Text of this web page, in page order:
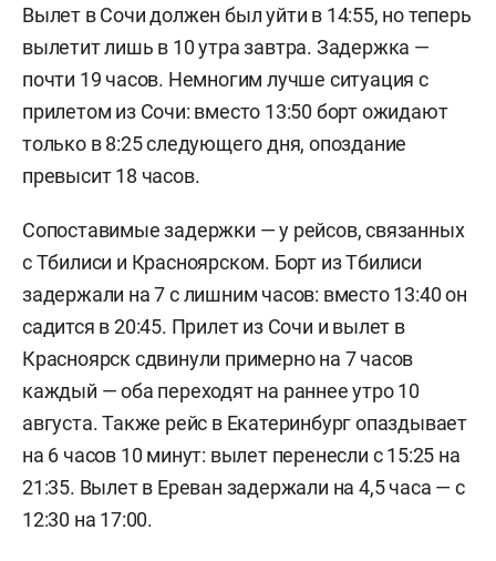
Вылет в Сочи должен был уйти в 14:55, но теперь
вылетит лишь в 10 утра завтра. Задержка —
почти 19 часов. Немногим лучше ситуация с
прилетом из Сочи: вместо 13:50 борт ожидают
только в 8:25 следующего дня, опоздание
превысит 18 часов.
Сопоставимые задержки — у рейсов, связанных
с Тбилиси и Красноярском. Борт из Тбилиси
задержали на 7 с лишним часов: вместо 13:40 он
садится в 20:45. Прилет из Сочи и вылет в
Красноярск сдвинули примерно на 7 часов
каждый — оба переходят на раннее утро 10
августа. Также рейс в Екатеринбург опаздывает
на 6 часов 10 минут: вылет перенесли с 15:25 на
21:35. Вылет в Ереван задержали на 4,5 часа — с
12:30 на 17:00.